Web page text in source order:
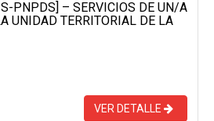
PNPDS] – SERVICIOS DE UN/A
UNIDAD TERRITORIAL DE LA
VER DETALLE